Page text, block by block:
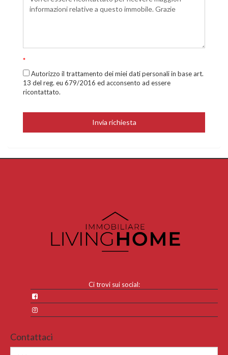
*
Autorizzo il trattamento dei miei dati personali in base art.
13 del reg. eu 679/2016 ed acconsento ad essere
ricontattato.
Invia richiesta
Ci trovi sui social:
Contattaci